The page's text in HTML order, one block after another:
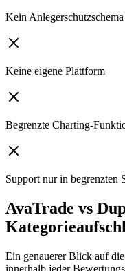
Kein Anlegerschutzschema
Keine eigene Plattform
Begrenzte Charting-
Support nur in begrenzten
AvaTrade vs
Ein genauerer Blick auf
innerhalb jeder